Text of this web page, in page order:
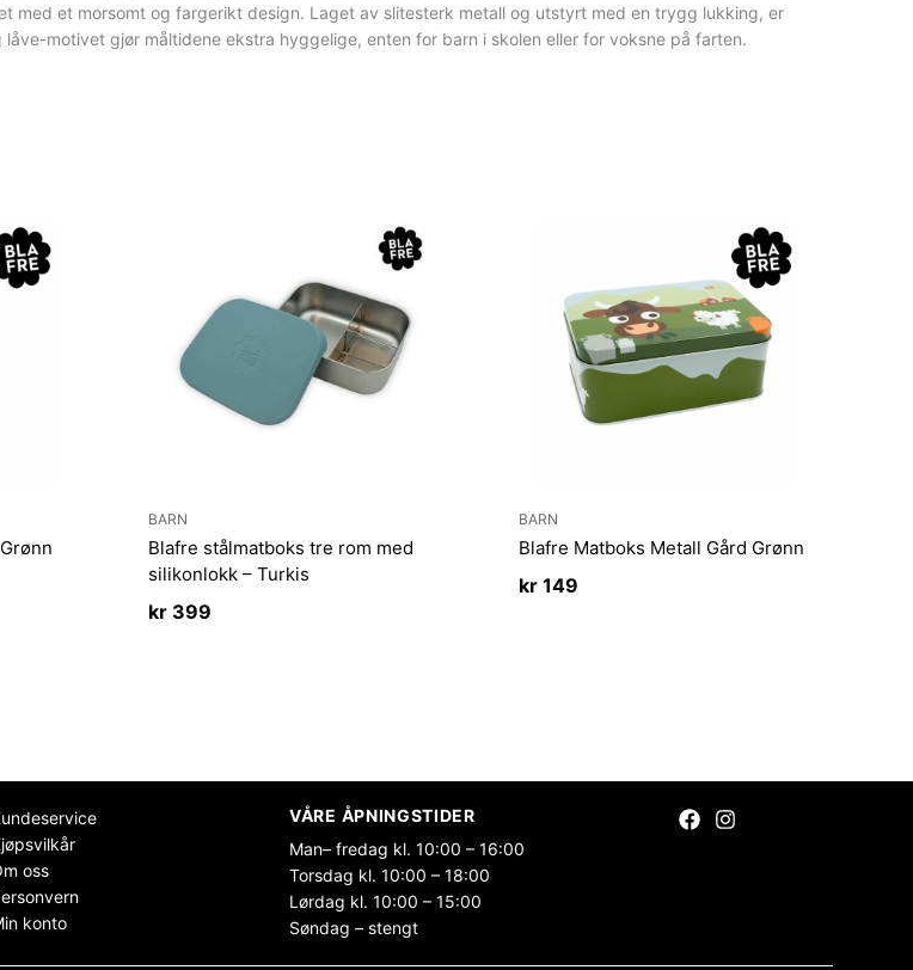
med et morsomt og fargerikt design. Laget av slitesterk metall og utstyrt med en trygg lukking, er
motivet gjør måltidene ekstra hyggelige, enten for barn i skolen eller for voksne på farten.
BARN
Blafre stålmatboks tre rom med
silikonlokk – Turkis
kr399
BARN
Blafre Matboks Metall Gård Grønn
kr149
oss
konto
VÅRE ÅPNINGSTIDER
Man– fredag kl. 10:00 – 16:00
Torsdag kl. 10:00 – 18:00
Lørdag kl. 10:00 – 15:00
Søndag – stengt